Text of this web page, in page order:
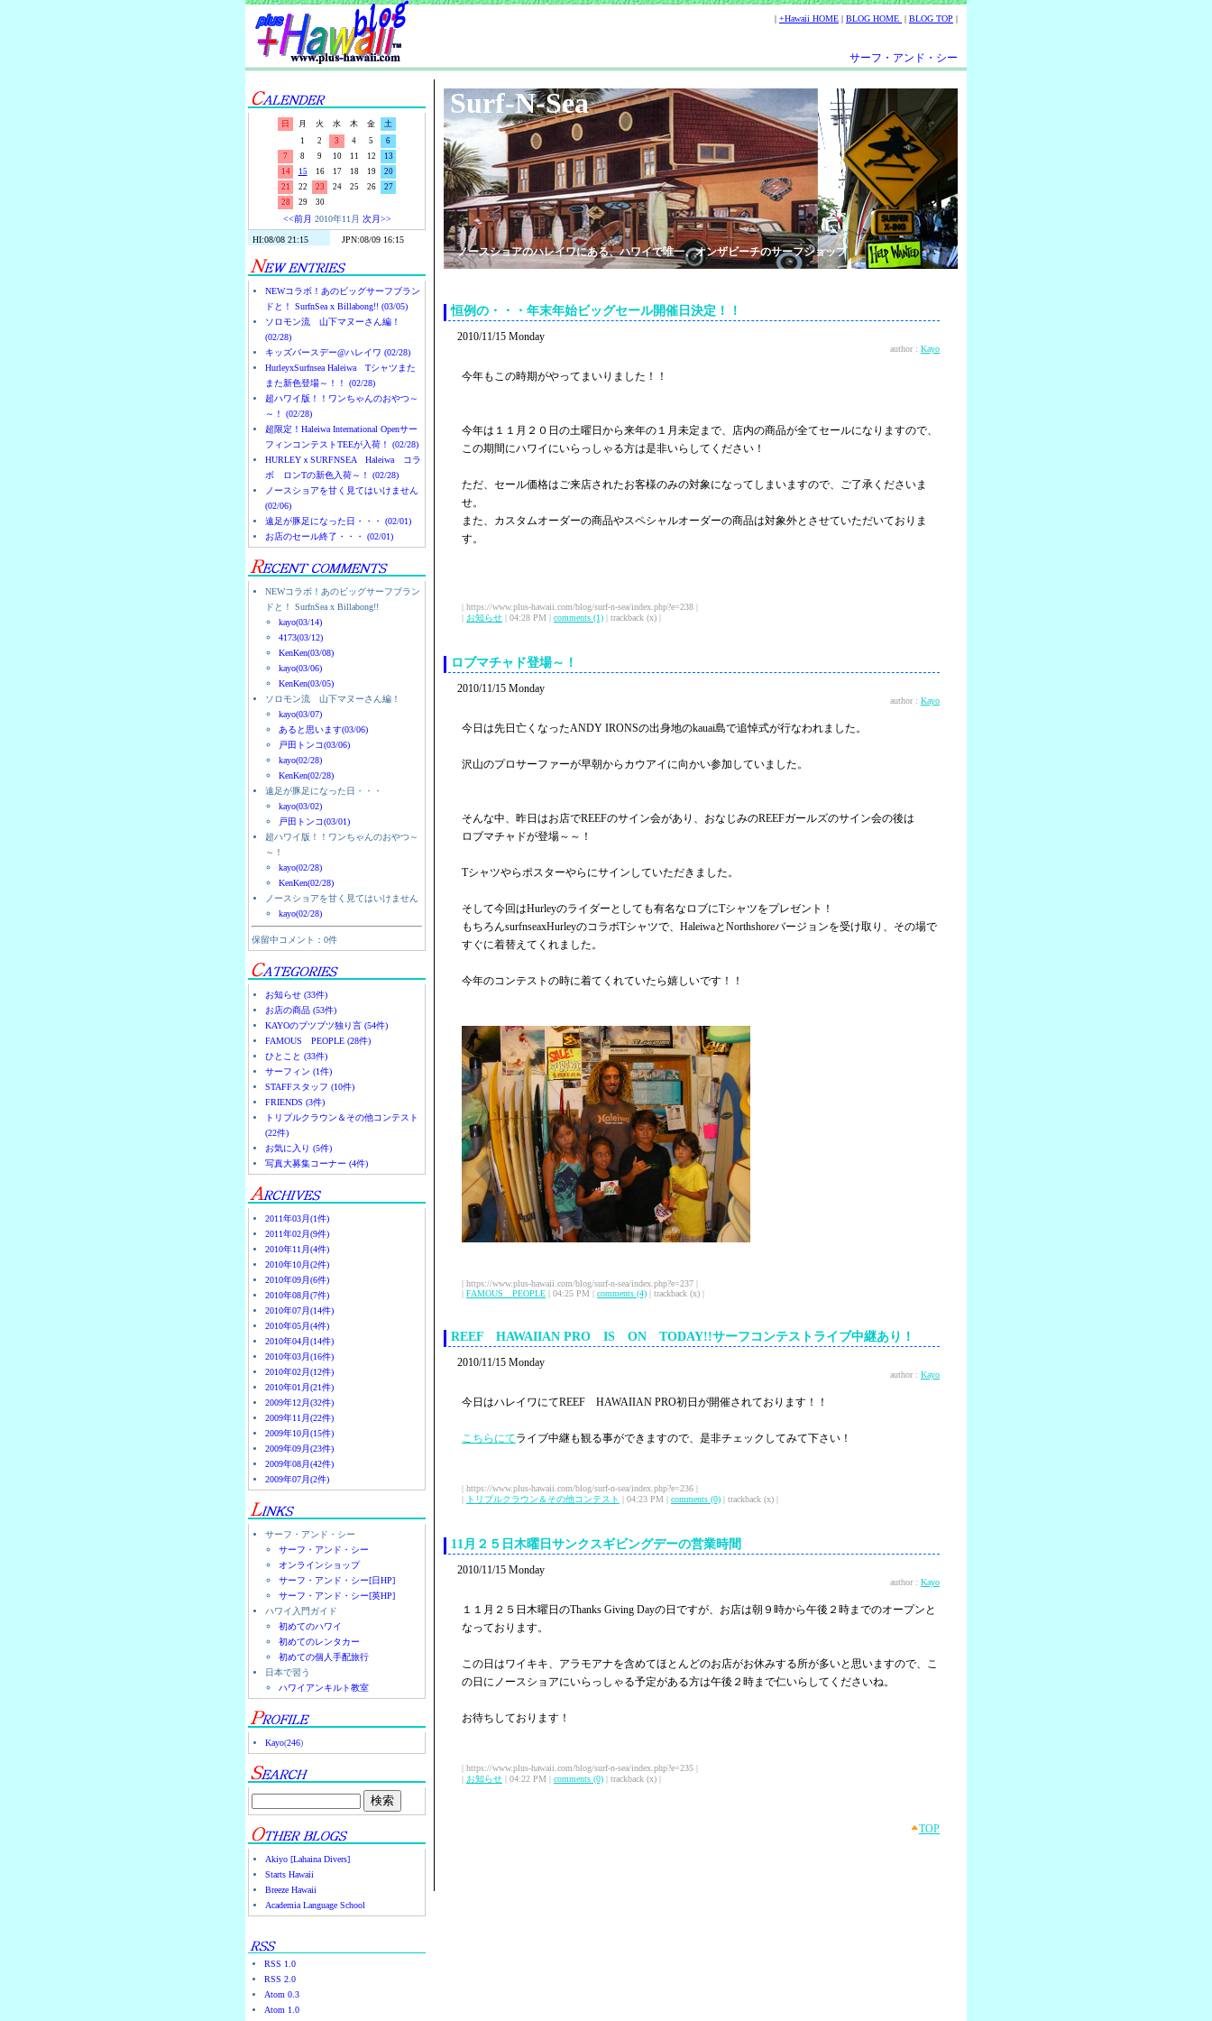
| +Hawaii HOME | BLOG HOME | BLOG TOP |
サーフ・アンド・シー
日 月 火 水 木 金
土
1
2 3 4 5
6
7
8 9 10 11 12
13
14
15 16 17 18 19
20
21
22 23 24 25 26
27
28
29 30
<<前月 2010年11月 次月>>
NEWコラボ！あのビッグサーフブラン
ドと！ SurfnSea x Billabong!! (03/05)
ソロモン流 山下マヌーさん編！
(02/28)
キッズバースデー@ハレイワ (02/28)
HurleyxSurfnsea Haleiwa Tシャツまた
また新色登場～！！ (02/28)
超ハワイ版！！ワンちゃんのおやつ～
～！ (02/28)
超限定！Haleiwa International Openサー
フィンコンテストTEEが入荷！ (02/28)
HURLEYｘSURFNSEA Haleiwa コラ
ボ ロンTの新色入荷～！ (02/28)
ノースショアを甘く見てはいけません
(02/06)
遠足が豚足になった日・・・ (02/01)
お店のセール終了・・・ (02/01)
NEWコラボ！あのビッグサーフブラン
ドと！ SurfnSea x Billabong!!
kayo(03/14)
4173(03/12)
KenKen(03/08)
kayo(03/06)
KenKen(03/05)
ソロモン流 山下マヌーさん編！
kayo(03/07)
あると思います(03/06)
戸田トンコ(03/06)
kayo(02/28)
KenKen(02/28)
遠足が豚足になった日・・・
kayo(03/02)
戸田トンコ(03/01)
超ハワイ版！！ワンちゃんのおやつ～
～！
kayo(02/28)
KenKen(02/28)
ノースショアを甘く見てはいけません
kayo(02/28)
保留中コメント：0件
お知らせ (33件)
お店の商品 (53件)
KAYOのブツブツ独り言 (54件)
FAMOUS PEOPLE (28件)
ひとこと (33件)
サーフィン (1件)
STAFFスタッフ (10件)
FRIENDS (3件)
トリプルクラウン＆その他コンテスト
(22件)
お気に入り (5件)
写真大募集コーナー (4件)
2011年03月(1件)
2011年02月(9件)
2010年11月(4件)
2010年10月(2件)
2010年09月(6件)
2010年08月(7件)
2010年07月(14件)
2010年05月(4件)
2010年04月(14件)
2010年03月(16件)
2010年02月(12件)
2010年01月(21件)
2009年12月(32件)
2009年11月(22件)
2009年10月(15件)
2009年09月(23件)
2009年08月(42件)
2009年07月(2件)
サーフ・アンド・シー
サーフ・アンド・シー
オンラインショップ
サーフ・アンド・シー[日HP]
サーフ・アンド・シー[英HP]
ハワイ入門ガイド
初めてのハワイ
初めてのレンタカー
初めての個人手配旅行
日本で習う
ハワイアンキルト教室
Kayo(246)
Akiyo [Lahaina Divers]
Starts Hawaii
Breeze Hawaii
Academia Language School
RSS 1.0
RSS 2.0
Atom 0.3
Atom 1.0
Surf-N-Sea
ノースショアのハレイワにある、ハワイで唯一、オンザビーチのサーフショップ
恒例の・・・年末年始ビッグセール開催日決定！！
2010/11/15 Monday
author : Kayo
今年もこの時期がやってまいりました！！
今年は１１月２０日の土曜日から来年の１月未定まで、店内の商品が全てセールになりますので、
この期間にハワイにいらっしゃる方は是非いらしてください！
ただ、セール価格はご来店されたお客様のみの対象になってしまいますので、ご了承くださいま
せ。
また、カスタムオーダーの商品やスペシャルオーダーの商品は対象外とさせていただいておりま
す。
| https://www.plus-hawaii.com/blog/surf-n-sea/index.php?e=238 |
| お知らせ | 04:28 PM | comments (1) | trackback (x) |
ロブマチャド登場～！
2010/11/15 Monday
author : Kayo
今日は先日亡くなったANDY IRONSの出身地のkauai島で追悼式が行なわれました。
沢山のプロサーファーが早朝からカウアイに向かい参加していました。
そんな中、昨日はお店でREEFのサイン会があり、おなじみのREEFガールズのサイン会の後は
ロブマチャドが登場～～！
Tシャツやらポスターやらにサインしていただきました。
そして今回はHurleyのライダーとしても有名なロブにTシャツをプレゼント！
もちろんsurfnseaxHurleyのコラボTシャツで、HaleiwaとNorthshoreバージョンを受け取り、その場で
すぐに着替えてくれました。
今年のコンテストの時に着てくれていたら嬉しいです！！
| https://www.plus-hawaii.com/blog/surf-n-sea/index.php?e=237 |
| FAMOUS PEOPLE | 04:25 PM | comments (4) | trackback (x) |
REEF HAWAIIAN PRO IS ON TODAY!!サーフコンテストライブ中継あり！
2010/11/15 Monday
author : Kayo
今日はハレイワにてREEF HAWAIIAN PRO初日が開催されております！！
こちらにてライブ中継も観る事ができますので、是非チェックしてみて下さい！
| https://www.plus-hawaii.com/blog/surf-n-sea/index.php?e=236 |
| トリプルクラウン＆その他コンテスト | 04:23 PM | comments (0) | trackback (x) |
11月２５日木曜日サンクスギビングデーの営業時間
2010/11/15 Monday
author : Kayo
１１月２５日木曜日のThanks Giving Dayの日ですが、お店は朝９時から午後２時までのオープンと
なっております。
この日はワイキキ、アラモアナを含めてほとんどのお店がお休みする所が多いと思いますので、こ
の日にノースショアにいらっしゃる予定がある方は午後２時まで仁いらしてくださいね。
お待ちしております！
| https://www.plus-hawaii.com/blog/surf-n-sea/index.php?e=235 |
| お知らせ | 04:22 PM | comments (0) | trackback (x) |
TOP